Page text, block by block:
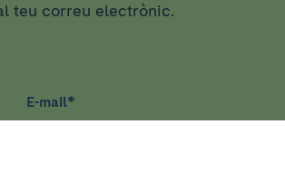
teu correu electrònic.
E-mail*